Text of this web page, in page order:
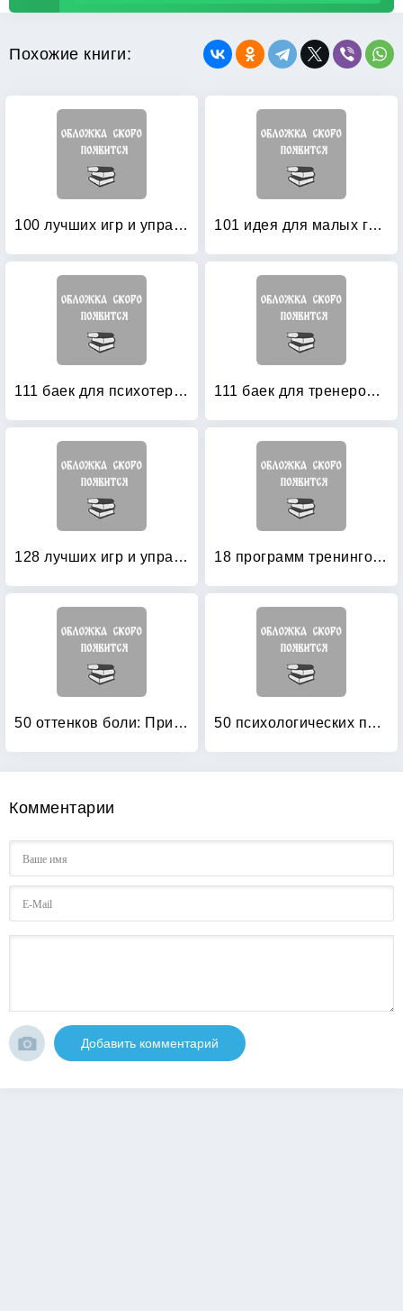
Похожие книги:
100 лучших игр и упражнений для успешного супружества и счастливого родительства 101 идея для малых групп
111 баек для психотерапевтов 111 баек для тренеров: История, мифы, сказки, анекдоты
128 лучших игр и упражнений для любого тренинга 18 программ тренингов: руководство для профессионалов
50 оттенков боли: Природа женской покорности 50 психологических приемов, которые обязан знать каждый психолог — практик: Сердце разума
Комментарии